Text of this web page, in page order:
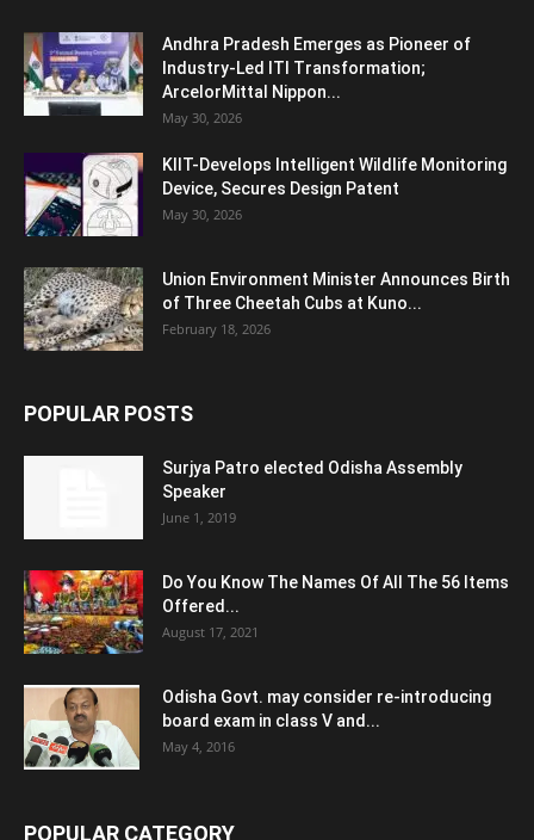
Andhra Pradesh Emerges as Pioneer of
Industry-Led ITI Transformation;
ArcelorMittal Nippon...
May 30, 2026
KIIT-Develops Intelligent Wildlife Monitoring
Device, Secures Design Patent
May 30, 2026
Union Environment Minister Announces Birth
of Three Cheetah Cubs at Kuno...
February 18, 2026
POPULAR POSTS
Surjya Patro elected Odisha Assembly
Speaker
June 1, 2019
Do You Know The Names Of All The 56 Items
Offered...
August 17, 2021
Odisha Govt. may consider re-introducing
board exam in class V and...
May 4, 2016
POPULAR CATEGORY